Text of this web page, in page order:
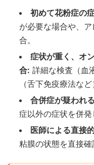
初めて花粉症の
が必要な場合や、
合。
症状が重く、オ
合: 詳細な検査（血
（舌下免疫療法な
合併症が疑われ
症以外の症状を併発
医師による直接
粘膜の状態を直接確